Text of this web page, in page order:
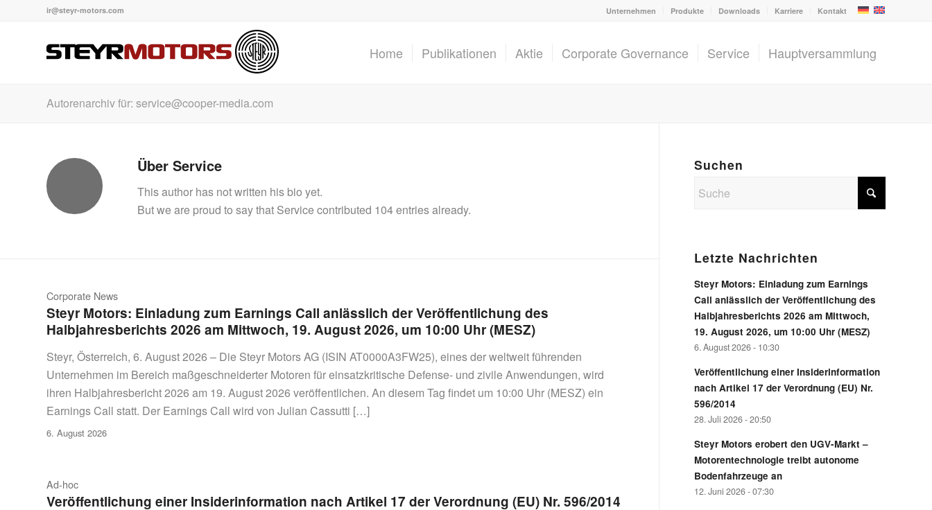
Unternehmen Produkte Downloads Karriere Kontakt
ir@steyr-motors.com
Home Publikationen Aktie Corporate Governance Service Hauptversammlung
Autorenarchiv für: service@cooper-media.com
Über Service
This author has not written his bio yet.
But we are proud to say that Service contributed 104 entries already.
Corporate News
Steyr Motors: Einladung zum Earnings Call anlässlich der Veröffentlichung des
Halbjahresberichts 2026 am Mittwoch, 19. August 2026, um 10:00 Uhr (MESZ)
Steyr, Österreich, 6. August 2026 – Die Steyr Motors AG (ISIN AT0000A3FW25), eines der weltweit führenden
Unternehmen im Bereich maßgeschneiderter Motoren für einsatzkritische Defense- und zivile Anwendungen, wird
ihren Halbjahresbericht 2026 am 19. August 2026 veröffentlichen. An diesem Tag findet um 10:00 Uhr (MESZ) ein
Earnings Call statt. Der Earnings Call wird von Julian Cassutti […]
6. August 2026
Ad-hoc
Veröffentlichung einer Insiderinformation nach Artikel 17 der Verordnung (EU) Nr. 596/2014
Suchen
Letzte Nachrichten
Steyr Motors: Einladung zum Earnings
Call anlässlich der Veröffentlichung des
Halbjahresberichts 2026 am Mittwoch,
19. August 2026, um 10:00 Uhr (MESZ)
6. August 2026 - 10:30
Veröffentlichung einer Insiderinformation
nach Artikel 17 der Verordnung (EU) Nr.
596/2014
28. Juli 2026 - 20:50
Steyr Motors erobert den UGV-Markt –
Motorentechnologie treibt autonome
Bodenfahrzeuge an
12. Juni 2026 - 07:30